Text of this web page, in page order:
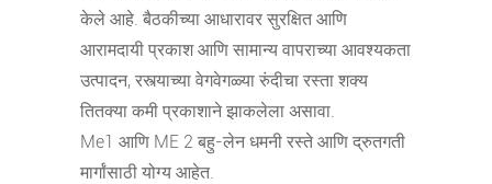
केले आहे. बैठकीच्या आधारावर सुरक्षित आणि
आरामदायी प्रकाश आणि सामान्य वापराच्या आवश्यकता
उत्पादन, रस्त्याच्या वेगवेगळ्या रुंदीचा रस्ता शक्य
तितक्या कमी प्रकाशाने झाकलेला असावा.
Me1 आणि ME 2 बहु-लेन धमनी रस्ते आणि द्रुतगती
मार्गांसाठी योग्य आहेत.